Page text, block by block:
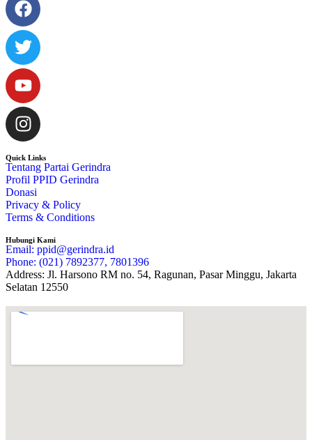
Quick Links
Tentang Partai Gerindra
Profil PPID Gerindra
Donasi
Privacy & Policy
Terms & Conditions
Hubungi Kami
Email: ppid@gerindra.id
Phone: (021) 7892377, 7801396
Address: Jl. Harsono RM no. 54, Ragunan, Pasar Minggu, Jakarta
Selatan 12550